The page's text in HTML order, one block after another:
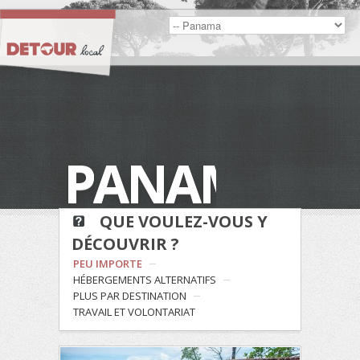
PANAMA
QUE VOULEZ-VOUS Y
DÉCOUVRIR ?
PEU IMPORTE
HÉBERGEMENTS ALTERNATIFS
PLUS PAR DESTINATION
TRAVAIL ET VOLONTARIAT